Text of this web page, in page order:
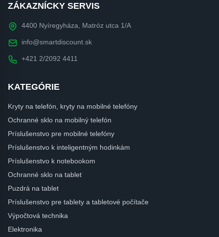
ZÁKAZNÍCKY SERVIS
4400 Nyíregyháza, Matróz utca 1/A
info@smartdiscount.sk
+421 2/2092 4411
KATEGÓRIE
Kryty na telefón, kryty na mobilné telefóny
Ochranné sklo na mobilný telefón
Príslušenstvo pre mobilné telefóny
Príslušenstvo k inteligentným hodinkám
Príslušenstvo k notebookom
Ochranné sklo na tablet
Puzdrá na tablet
Príslušenstvo pre tablety a tabletové počítače
Výpočtová technika
Elektronika